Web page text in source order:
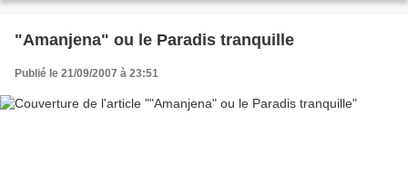
intérieur, la splendeur d'un édifice, d'un lac, d'une mer d'huile, dans le
cette impalpable émotion.
"Amanjena" ou le Paradis tranquille
Publié le 21/09/2007 à 23:51